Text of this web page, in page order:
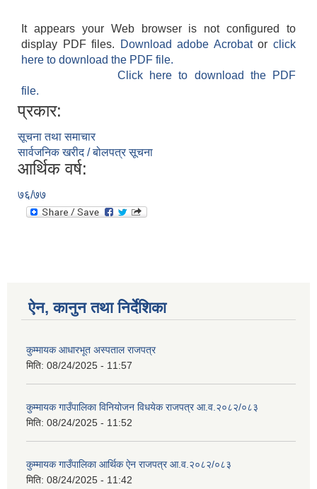
It appears your Web browser is not configured to
display PDF files.
Download adobe Acrobatorclick
here to download the PDF file.
Click here to download the PDF
file.
प्रकार:
सूचना तथा समाचार
सार्वजनिक खरीद / बोलपत्र सूचना
आर्थिक वर्ष:
७६/७७
ऐन, कानुन तथा निर्देशिका
कुम्मायक आधारभूत अस्पताल राजपत्र
मिति: 08/24/2025 - 11:57
कुम्मायक गाउँपालिका विनियोजन विधयेक राजपत्र आ.व.२०८२/०८३
मिति: 08/24/2025 - 11:52
कुम्मायक गाउँपालिका आर्थिक ऐन राजपत्र आ.व.२०८२/०८३
मिति: 08/24/2025 - 11:42